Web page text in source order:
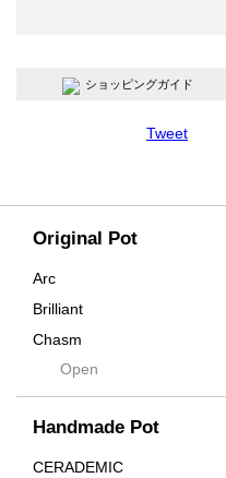
Original Pot
Arc
Brilliant
Chasm
Contra
Cream
Crown
Distortion
Open
Handmade Pot
CERADEMIC
ショッピングガイド
Tweet